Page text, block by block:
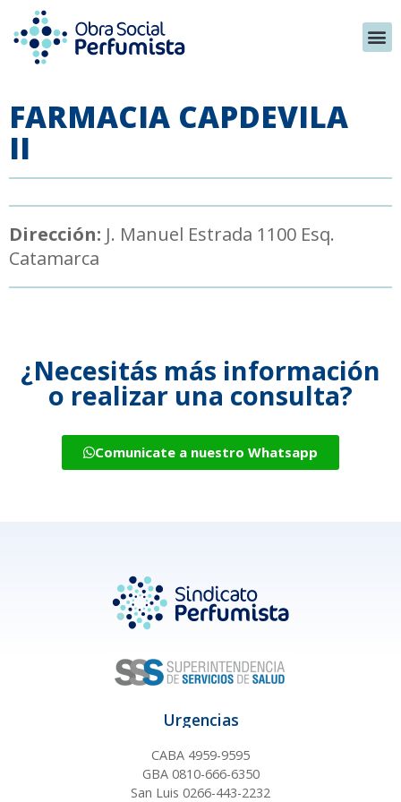
FARMACIA CAPDEVILA
II
Dirección: J. Manuel Estrada 1100 Esq.
Catamarca
¿Necesitás más información
o realizar una consulta?
Comunicate a nuestro Whatsapp
Urgencias
CABA 4959-9595
GBA 0810-666-6350
San Luis 0266-443-2232